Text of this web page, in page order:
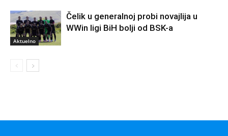
Aktuelno
Čelik u generalnoj probi novajlija u
WWin ligi BiH bolji od BSK-a